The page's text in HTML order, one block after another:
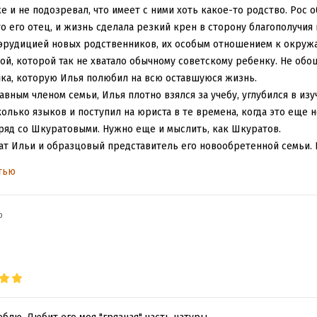
Покорность? Жалкие будни рабов? Как говорил
этого дома. Надо жить здесь и сейчас, в этой
– это не утрата, а очищение..."
не подозревал, что имеет с ними хоть какое-то родство. Рос
его отец, и жизнь сделала резкий крен в сторону
новых родственников, их особым отношением к
которой так не хватало обычному советскому ребенку. Не
которую Илья полюбил на всю оставшуюся жизнь.
членом семьи, Илья плотно взялся за учебу, углубился в
языков и поступил на юриста в те времена, когда это еще
со Шкуратовыми. Нужно еще и мыслить, как Шкуратов.
Ильи и образцовый представитель его новообретенной
в элитный поселок «Правая сторона», в котором живет
не может никто, а сам Дидим после рокового вечера впал в
Илья и Шаша начинают обдумывать план действий и
для их семьи — дело обыденное.